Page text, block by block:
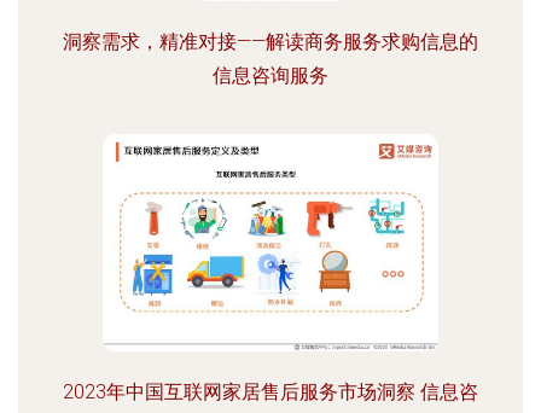
洞察需求，精准对接——解读商务服务求购信息的
信息咨询服务
2023年中国互联网家居售后服务市场洞察 信息咨